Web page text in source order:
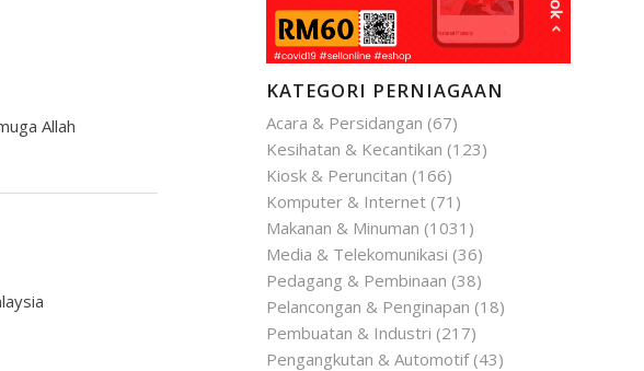
Allah
KATEGORI PERNIAGAAN
Acara & Persidangan (67)
Kesihatan & Kecantikan (123)
Kiosk & Peruncitan (166)
Komputer & Internet (71)
Makanan & Minuman (1031)
Media & Telekomunikasi (36)
Pedagang & Pembinaan (38)
Pelancongan & Penginapan (18)
Pembuatan & Industri (217)
Pengangkutan & Automotif(43)